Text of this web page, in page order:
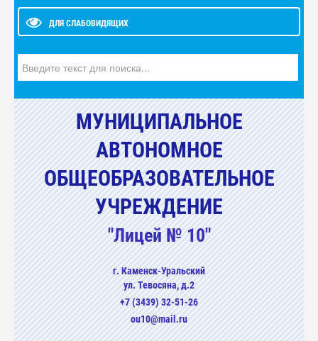
ДЛЯ СЛАБОВИДЯЩИХ
МУНИЦИПАЛЬНОЕ
АВТОНОМНОЕ
ОБЩЕОБРАЗОВАТЕЛЬНОЕ
УЧРЕЖДЕНИЕ
"Лицей № 10"
г. Каменск-Уральский
ул. Тевосяна, д.2
+7 (3439) 32-51-26
ou10@mail.ru